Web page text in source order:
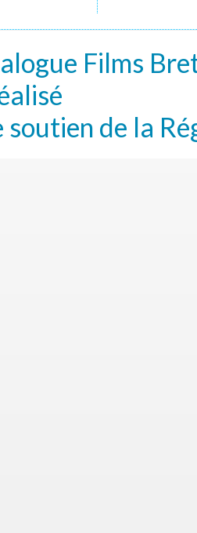
Films
soutien de la